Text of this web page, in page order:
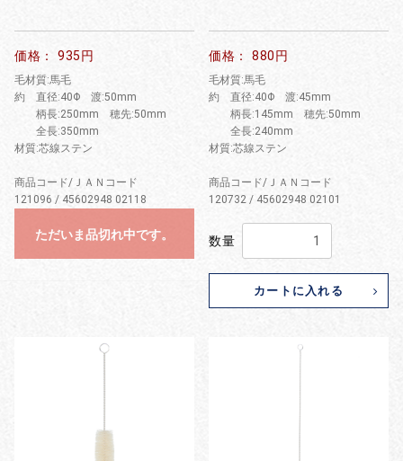
価格： 935円
毛材質:馬毛
約 直径:40Φ 渡:50mm
柄長:250mm 穂先:50mm
全長:350mm
材質:芯線ステン
商品コード/ＪＡＮコード
121096 / 45602948 02118
ただいま品切れ中です。
価格： 880円
毛材質:馬毛
約 直径:40Φ 渡:45mm
柄長:145mm 穂先:50mm
全長:240mm
材質:芯線ステン
商品コード/ＪＡＮコード
120732 / 45602948 02101
数量
カートに入れる